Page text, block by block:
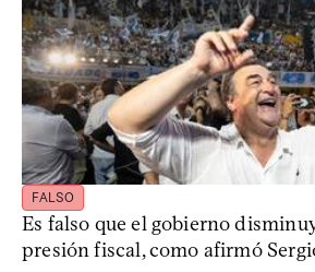
FALSO
Es falso que el gobierno
presión fiscal, como afirmó